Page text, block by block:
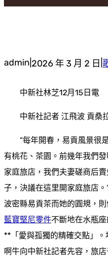
admin 2026 年 3 月 2 日
中新社林芝12月15日電
中新社記者 江飛波 貢桑
“每年開春，易貢風景很
有桃花、茶園。前幾年我們
家庭旅店，我們夫妻磋商后
子，決議在這里開家庭旅店
波密縣易貢茶而她的圓規，則
藍寶堅尼零件不斷地在水瓶
**「愛與孤獨的精確交點」
啊牛向中新社記者先容，旅